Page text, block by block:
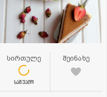
სირთულე
საშუალო
შეინახე